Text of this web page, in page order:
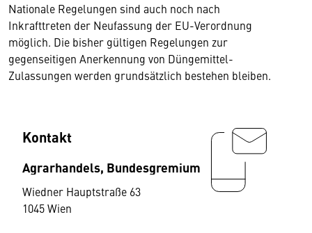
Nationale Regelungen sind auch noch nach
Inkrafttreten der Neufassung der EU-Verordnung
möglich. Die bisher gültigen Regelungen zur
gegenseitigen Anerkennung von Düngemittel-
Zulassungen werden grundsätzlich bestehen bleiben.
Kontakt
Agrarhandels, Bundesgremium
Wiedner Hauptstraße 63
1045 Wien